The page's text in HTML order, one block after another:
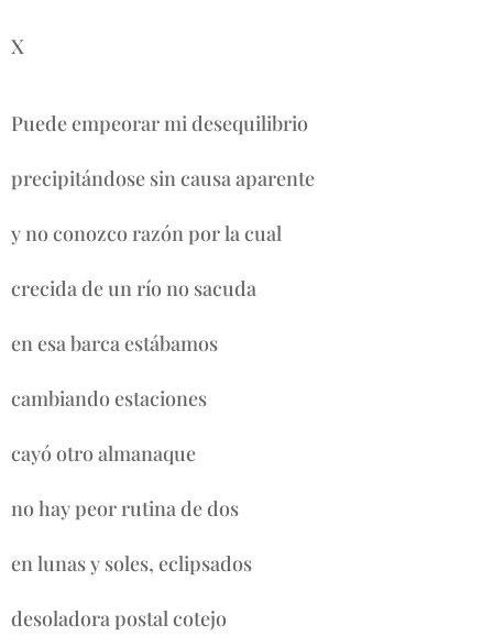
X
Puede empeorar mi desequilibrio
precipitándose sin causa aparente
y no conozco razón por la cual
crecida de un río no sacuda
en esa barca estábamos
cambiando estaciones
cayó otro almanaque
no hay peor rutina de dos
en lunas y soles, eclipsados
desoladora postal cotejo